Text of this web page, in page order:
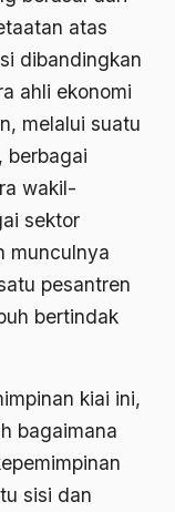
atas
dibandingkan
ahli ekonomi
melalui suatu
berbagai
wakil-
sektor
munculnya
pesantren
bertindak
kiai ini,
bagaimana
sisi dan